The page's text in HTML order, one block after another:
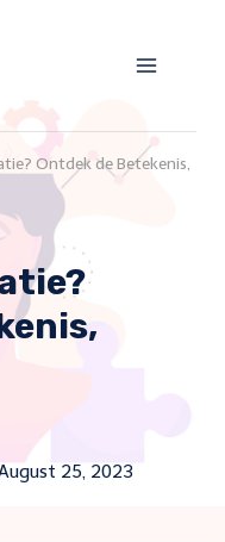
Ontdek de Betekenis,
25, 2023